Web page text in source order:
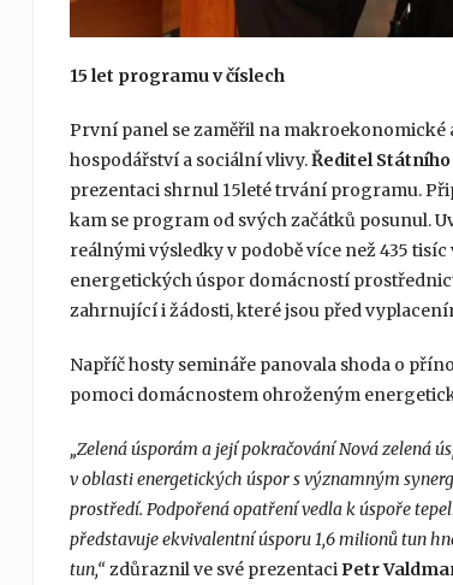
15 let programu v číslech
První panel se zaměřil na
hospodářství a sociální vlivy.Ředitel
prezentaci shrnul 15leté trvání programu.
kam se program od svých začátků posunul.
reálnými výsledky v podobě více než 435
energetických úspor domácností
zahrnující i žádosti, které jsou před
Napříč hosty semináře panovala shoda o
pomoci domácnostem ohroženým
„Zelená úsporám a její pokračování Nová zelená
v oblasti energetických úspor s významným
prostředí. Podpořená opatření vedla k úspoře
představuje ekvivalentní úsporu 1,6 milionů tun
tun,“zdůraznil ve své prezentaci Petr